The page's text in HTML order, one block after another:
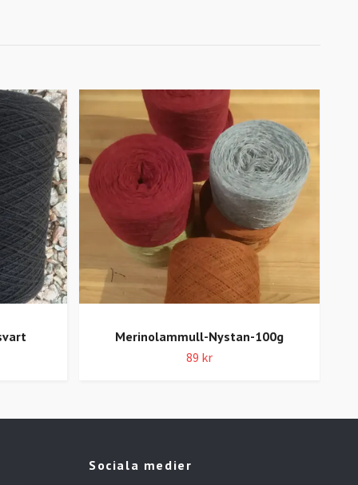
Merinolammull-Nystan-100g
89 kr
Sociala medier